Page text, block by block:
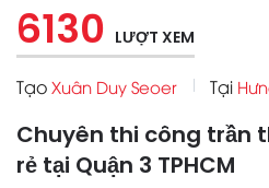
6130 LƯỢT XEM
Tạo Xuân Duy Seoer Tại
Chuyên thi công trần
rẻ tại Quận 3 TPHCM